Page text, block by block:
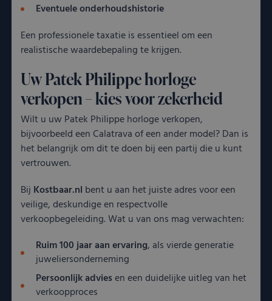
Eventuele onderhoudshistorie
Een professionele taxatie is essentieel om een
realistische waardebepaling te krijgen.
Uw Patek Philippe horloge
verkopen – kies voor zekerheid
Wilt u uw Patek Philippe horloge verkopen,
bijvoorbeeld een Calatrava of een ander model? Dan is
het belangrijk om dit te doen bij een partij die u kunt
vertrouwen.
Bij Kostbaar.nl bent u aan het juiste adres voor een
veilige, deskundige en respectvolle
verkoopbegeleiding. Wat u van ons mag verwachten:
Ruim 100 jaar aan ervaring, als vierde generatie
juweliersonderneming
Persoonlijk adviesen een duidelijke uitleg van het
verkoopproces